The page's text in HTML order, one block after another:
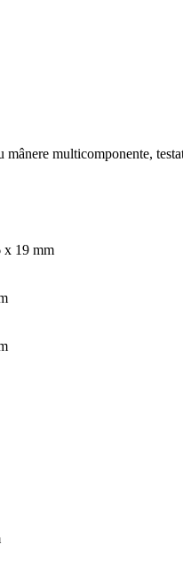
mânere multicomponente,
x 19 mm